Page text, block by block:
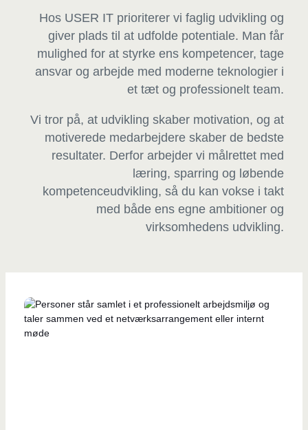
Hos USER IT prioriterer vi faglig udvikling og
giver plads til at udfolde potentiale. Man får
mulighed for at styrke ens kompetencer, tage
ansvar og arbejde med moderne teknologier i
et tæt og professionelt team.
Vi tror på, at udvikling skaber motivation, og at
motiverede medarbejdere skaber de bedste
resultater. Derfor arbejder vi målrettet med
læring, sparring og løbende
kompetenceudvikling, så du kan vokse i takt
med både ens egne ambitioner og
virksomhedens udvikling.